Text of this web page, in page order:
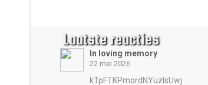
Laatste reacties
In loving memory
22 mei 2026
kTpFTKPmordNYuzIsUwj